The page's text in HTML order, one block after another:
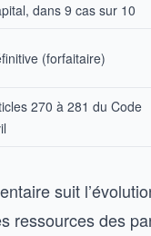
dans 9 cas sur 10
(forfaitaire)
270 à 281 du Code
suit
ressources des